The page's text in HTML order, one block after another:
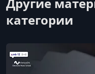
себе и мире, не
Другие
категории